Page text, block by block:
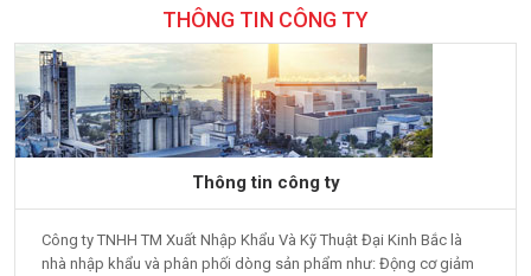
THÔNG TIN CÔNG TY
Thông tin công ty
Công ty TNHH TM Xuất Nhập Khẩu Và Kỹ Thuật Đại Kinh Bắc là
nhà nhập khẩu và phân phối dòng sản phẩm như: Động cơ giảm